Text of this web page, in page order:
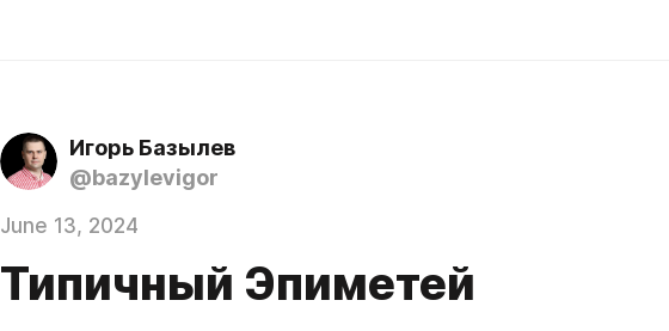
Игорь Базылев
@bazylevigor
June 13, 2024
Типичный Эпиметей